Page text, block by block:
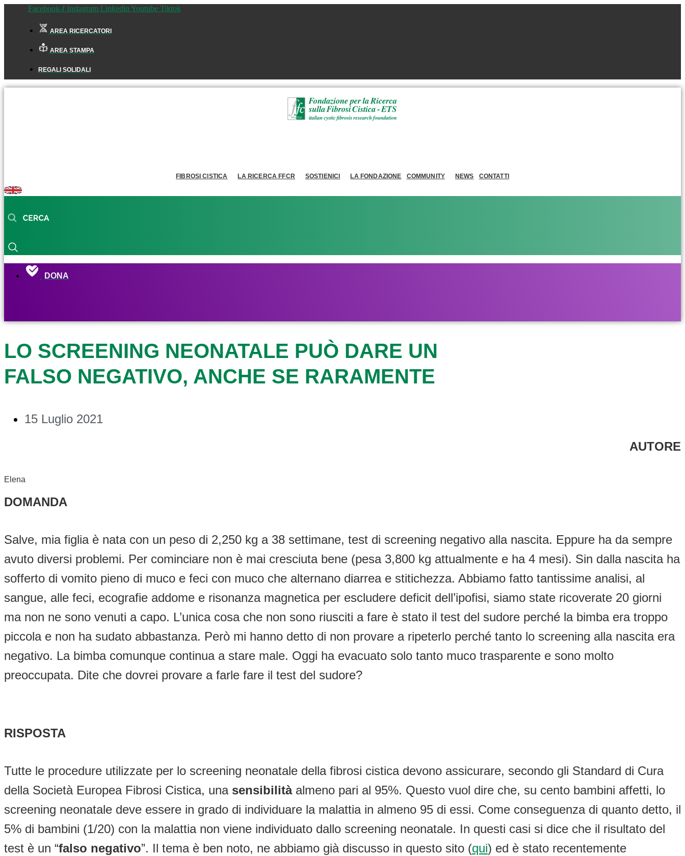
Facebook-f Instagram Linkedin Youtube Tiktok
AREA RICERCATORI
AREA STAMPA
REGALI SOLIDALI
FIBROSI CISTICA LA RICERCA FFCR SOSTIENICI LA FONDAZIONE COMMUNITY NEWS CONTATTI
DONA
LO SCREENING NEONATALE PUÒ DARE UN
FALSO NEGATIVO, ANCHE SE RARAMENTE
15 Luglio 2021
AUTORE
Elena
DOMANDA
Salve, mia figlia è nata con un peso di 2,250 kg a 38 settimane, test di screening negativo alla nascita. Eppure ha da sempre
avuto diversi problemi. Per cominciare non è mai cresciuta bene (pesa 3,800 kg attualmente e ha 4 mesi). Sin dalla nascita ha
sofferto di vomito pieno di muco e feci con muco che alternano diarrea e stitichezza. Abbiamo fatto tantissime analisi, al
sangue, alle feci, ecografie addome e risonanza magnetica per escludere deficit dell’ipofisi, siamo state ricoverate 20 giorni
ma non ne sono venuti a capo. L’unica cosa che non sono riusciti a fare è stato il test del sudore perché la bimba era troppo
piccola e non ha sudato abbastanza. Però mi hanno detto di non provare a ripeterlo perché tanto lo screening alla nascita era
negativo. La bimba comunque continua a stare male. Oggi ha evacuato solo tanto muco trasparente e sono molto
preoccupata. Dite che dovrei provare a farle fare il test del sudore?
RISPOSTA
Tutte le procedure utilizzate per lo screening neonatale della fibrosi cistica devono assicurare, secondo gli Standard di Cura
della Società Europea Fibrosi Cistica, una sensibilitàalmeno pari al 95%. Questo vuol dire che, su cento bambini affetti, lo
screening neonatale deve essere in grado di individuare la malattia in almeno 95 di essi. Come conseguenza di quanto detto, il
5% di bambini (1/20) con la malattia non viene individuato dallo screening neonatale. In questi casi si dice che il risultato del
test è un “falso negativo”. Il tema è ben noto, ne abbiamo già discusso in questo sito (qui) ed è stato recentemente